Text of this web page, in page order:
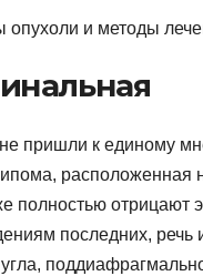
пришли к единому
расположенная
полностью отрицают
последних, речь